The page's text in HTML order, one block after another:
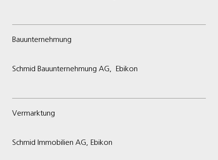
Bauunternehmung
Schmid Bauunternehmung AG, Ebikon
Vermarktung
Schmid Immobilien AG, Ebikon